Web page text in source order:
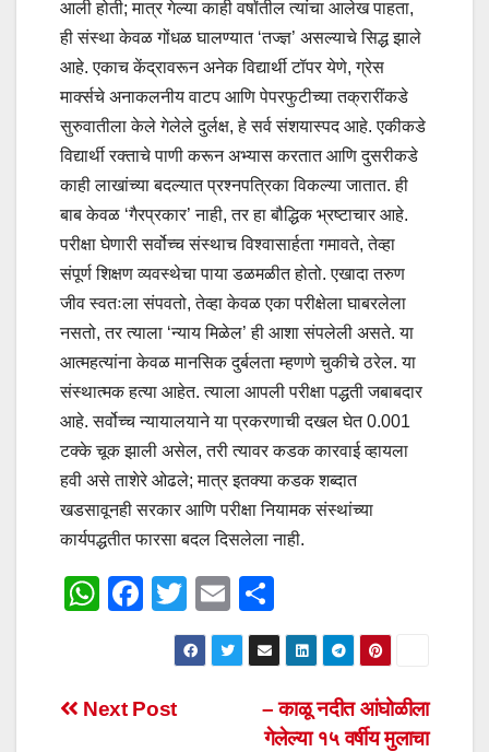
आली होती; मात्र गेल्या काही वर्षांतील त्यांचा आलेख पाहता,
ही संस्था केवळ गोंधळ घालण्यात ‌‘तज्ज्ञ‌’ असल्याचे सिद्ध झाले
आहे. एकाच केंद्रावरून अनेक विद्यार्थी टॉपर येणे, ग्रेस
मार्क्सचे अनाकलनीय वाटप आणि पेपरफुटीच्या तक्रारींकडे
सुरुवातीला केले गेलेले दुर्लक्ष, हे सर्व संशयास्पद आहे. एकीकडे
विद्यार्थी रक्ताचे पाणी करून अभ्यास करतात आणि दुसरीकडे
काही लाखांच्या बदल्यात प्रश्नपत्रिका विकल्या जातात. ही
बाब केवळ ‌‘गैरप्रकार‌’ नाही, तर हा बौद्धिक भ्रष्टाचार आहे.
परीक्षा घेणारी सर्वोच्च संस्थाच विश्वासार्हता गमावते, तेव्हा
संपूर्ण शिक्षण व्यवस्थेचा पाया डळमळीत होतो. एखादा तरुण
जीव स्वतःला संपवतो, तेव्हा केवळ एका परीक्षेला घाबरलेला
नसतो, तर त्याला ‌‘न्याय मिळेल‌’ ही आशा संपलेली असते. या
आत्महत्यांना केवळ मानसिक दुर्बलता म्हणणे चुकीचे ठरेल. या
संस्थात्मक हत्या आहेत. त्याला आपली परीक्षा पद्धती जबाबदार
आहे. सर्वोच्च न्यायालयाने या प्रकरणाची दखल घेत 0.001
टक्के चूक झाली असेल, तरी त्यावर कडक कारवाई व्हायला
हवी असे ताशेरे ओढले; मात्र इतक्या कडक शब्दात
खडसावूनही सरकार आणि परीक्षा नियामक संस्थांच्या
कार्यपद्धतीत फारसा बदल दिसलेला नाही.
W
s
F
e
T
wi
tt
E
m
ail
h
ar
e
Post
– काळू नदीत आंघोळीला
गेलेल्या १५ वर्षीय मुलाचा
Next Post